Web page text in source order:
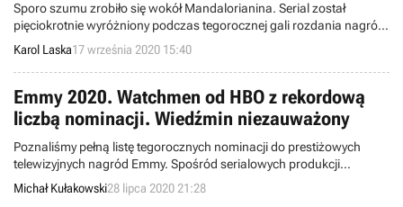
Sporo szumu zrobiło się wokół Mandalorianina. Serial został
pięciokrotnie wyróżniony podczas tegorocznej gali rozdania nagród
Emmy, a zwiastun drugiego sezonu dzieła posłużył fanom jako pole
poszukiwań Boby Fetta.
Karol Laska17 września 2020 15:40
Emmy 2020. Watchmen od HBO z rekordową
liczbą nominacji. Wiedźmin niezauważony
Poznaliśmy pełną listę tegorocznych nominacji do prestiżowych
telewizyjnych nagród Emmy. Spośród serialowych produkcji
najwięcej wyróżnień zebrał serial Watchmen. Netfliksowy Wiedźmin
musi obejść się smakiem, bowiem nie został uwzględniony w żadnej
Michał Kułakowski28 lipca 2020 21:28